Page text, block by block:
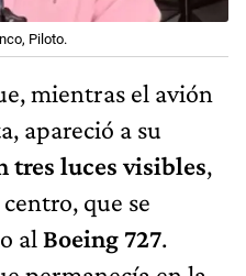
Piloto.
mientras el avión
apareció a su
tres luces visibles,
que se
al Boeing 727.